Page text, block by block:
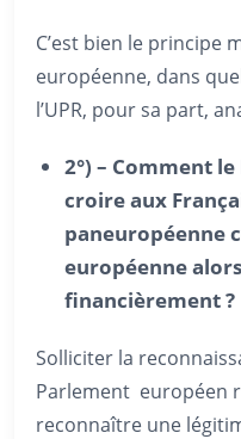
C’est bien le principe
européenne, dans
l’UPR, pour sa part,
2°) – Comment
croire aux
paneuropéenne
européenne
financièrement ?
Solliciter la
Parlement européen
reconnaître une